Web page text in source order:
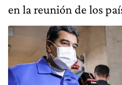
en la reunión de los